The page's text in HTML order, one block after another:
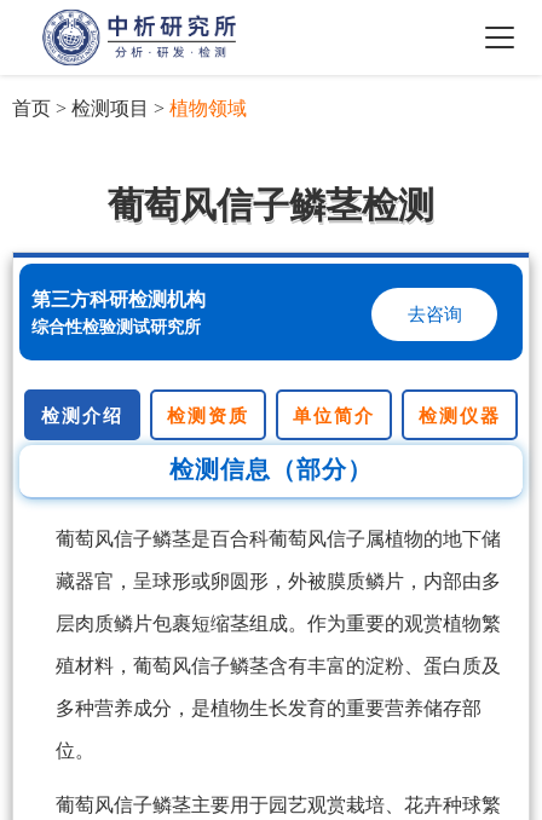
首页 > 检测项目 > 植物领域
葡萄风信子鳞茎检测
第三方科研检测机构
综合性检验测试研究所
去咨询
检测介绍 检测资质 单位简介 检测仪器
检测信息（部分）
葡萄风信子鳞茎是百合科葡萄风信子属植物的地下储
藏器官，呈球形或卵圆形，外被膜质鳞片，内部由多
层肉质鳞片包裹短缩茎组成。作为重要的观赏植物繁
殖材料，葡萄风信子鳞茎含有丰富的淀粉、蛋白质及
多种营养成分，是植物生长发育的重要营养储存部
位。
葡萄风信子鳞茎主要用于园艺观赏栽培、花卉种球繁